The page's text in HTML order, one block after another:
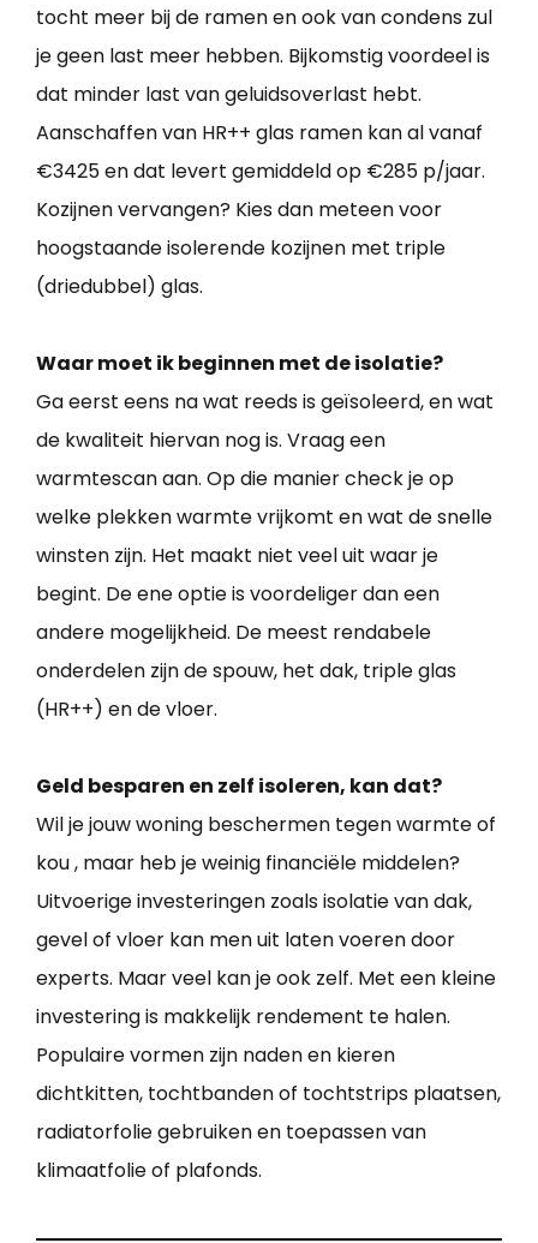
tocht meer bij de ramen en ook van condens zul
je geen last meer hebben. Bijkomstig voordeel is
dat minder last van geluidsoverlast hebt.
Aanschaffen van HR++ glas ramen kan al vanaf
€3425 en dat levert gemiddeld op €285 p/jaar.
Kozijnen vervangen? Kies dan meteen voor
hoogstaande isolerende kozijnen met triple
(driedubbel) glas.
Waar moet ik beginnen met de isolatie?
Ga eerst eens na wat reeds is geïsoleerd, en wat
de kwaliteit hiervan nog is. Vraag een
warmtescan aan. Op die manier check je op
welke plekken warmte vrijkomt en wat de snelle
winsten zijn. Het maakt niet veel uit waar je
begint. De ene optie is voordeliger dan een
andere mogelijkheid. De meest rendabele
onderdelen zijn de spouw, het dak, triple glas
(HR++) en de vloer.
Geld besparen en zelf isoleren, kan dat?
Wil je jouw woning beschermen tegen warmte of
kou , maar heb je weinig financiële middelen?
Uitvoerige investeringen zoals isolatie van dak,
gevel of vloer kan men uit laten voeren door
experts. Maar veel kan je ook zelf. Met een kleine
investering is makkelijk rendement te halen.
Populaire vormen zijn naden en kieren
dichtkitten, tochtbanden of tochtstrips plaatsen,
radiatorfolie gebruiken en toepassen van
klimaatfolie of plafonds.